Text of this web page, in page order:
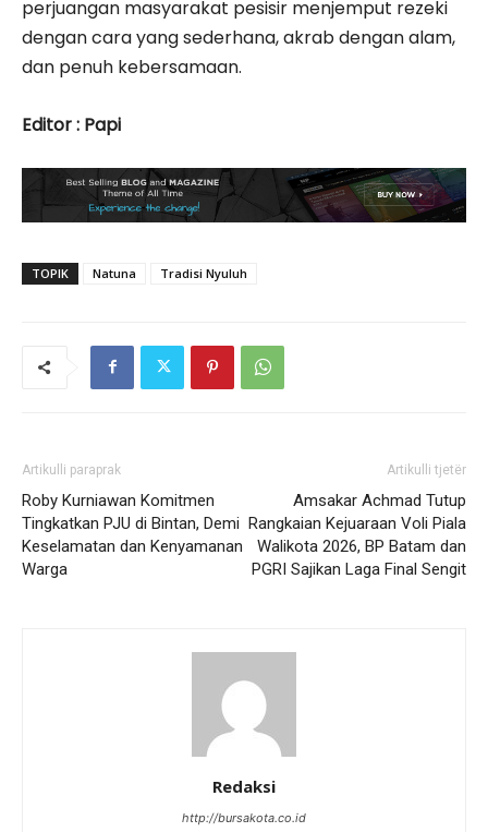
perjuangan masyarakat pesisir menjemput rezeki
dengan cara yang sederhana, akrab dengan alam,
dan penuh kebersamaan.
Editor : Papi
TOPIK Natuna Tradisi Nyuluh
Artikulli paraprak
Roby Kurniawan Komitmen
Tingkatkan PJU di Bintan, Demi
Keselamatan dan Kenyamanan
Warga
Artikulli tjetër
Amsakar Achmad Tutup
Rangkaian Kejuaraan Voli Piala
Walikota 2026, BP Batam dan
PGRI Sajikan Laga Final Sengit
Redaksi
http://bursakota.co.id